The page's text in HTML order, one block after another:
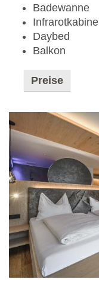
Badewanne
Infrarotkabine
Daybed
Balkon
Preise